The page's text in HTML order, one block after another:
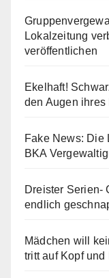
Lokalzeitung
veröffentlichen
Ekelhaft!
den Augen ihres
Fake News: Die
BKA
Dreister Serien-
endlich
Mädchen will
tritt auf Kopf